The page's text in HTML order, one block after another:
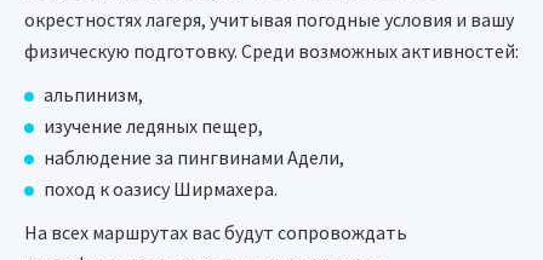
окрестностях лагеря, учитывая погодные условия и вашу
физическую подготовку. Среди возможных активностей:
альпинизм,
изучение ледяных пещер,
наблюдение за пингвинами Адели,
поход к оазису Ширмахера.
На всех маршрутах вас будут сопровождать